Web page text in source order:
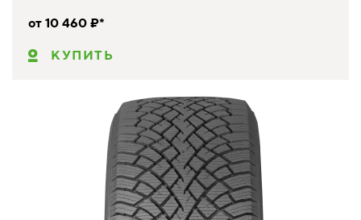
от 10 460 ₽*
КУПИТЬ